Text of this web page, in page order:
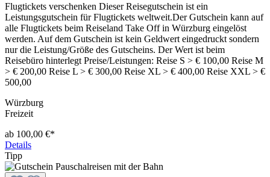
Flugtickets verschenken Dieser Reisegutschein ist ein
Leistungsgutschein für Flugtickets weltweit.Der Gutschein kann auf
alle Flugtickets beim Reiseland Take Off in Würzburg eingelöst
werden. Auf dem Gutschein ist kein Geldwert eingedruckt sondern
nur die Leistung/Größe des Gutscheins. Der Wert ist beim
Reisebüro hinterlegt Preise/Leistungen: Reise S > € 100,00 Reise M
> € 200,00 Reise L > € 300,00 Reise XL > € 400,00 Reise XXL > €
500,00
Würzburg
Freizeit
ab 100,00 €*
Details
Tipp